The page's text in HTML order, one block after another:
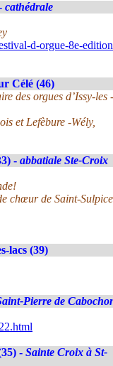
cathédrale
d-orgue-8e-
Célé (46)
des orgues d’Issy-les -
et Lefèbure -Wély,
- abbatiale Ste-Croix
chœur de Saint-
lacs (39)
Pierre de
- Sainte Croix à St-